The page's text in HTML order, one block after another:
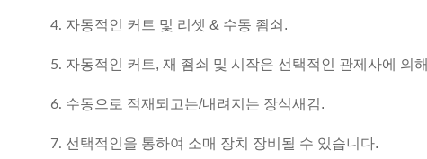
4. 자동적인 커트 및 리셋 & 수동 죔쇠.
5. 자동적인 커트, 재 죔쇠 및 시작은 선택적인 관제사에 의
6. 수동으로 적재되고는/내려지는 장식새김.
7. 선택적인을 통하여 소매 장치 장비될 수 있습니다.